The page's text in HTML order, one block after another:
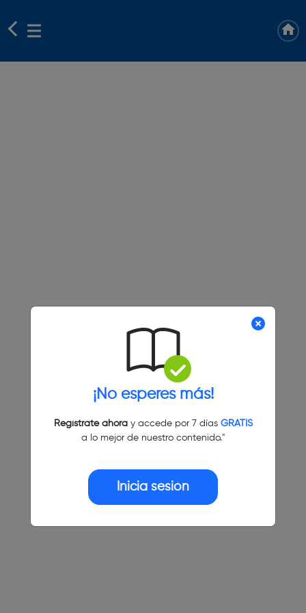
¡No esperes más!
Regístrate ahoray accede por 7 días GRATIS
a lo mejor de nuestro contenido."
Inicia sesión